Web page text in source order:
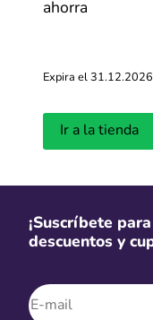
Acerca de
ASUS es una de las
trata de
gráficos. Gracias a
ahorra
Expira el 31.12.2026
Ir a la tienda
¡Suscríbete
descuentos y